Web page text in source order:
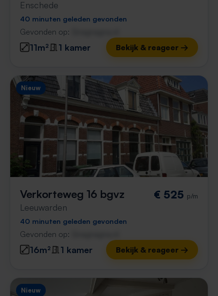
Enschede
40 minuten geleden gevonden
Gevonden op:
11m² 1 kamer Bekijk & reageer →
Nieuw
Verkorteweg 16 bgvz
Leeuwarden
€ 525 p/m
40 minuten geleden gevonden
Gevonden op:
16m² 1 kamer Bekijk & reageer →
Nieuw